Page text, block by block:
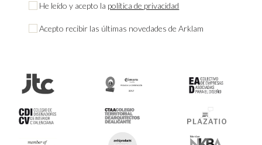
He leído y acepto la política de privacidad
Acepto recibir las últimas novedades de Arklam